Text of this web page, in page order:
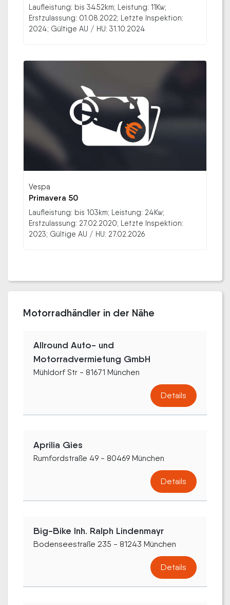
Laufleistung: bis 3452km; Leistung: 11Kw;
Erstzulassung: 01.08.2022; Letzte Inspektion:
2024; Gültige AU / HU: 31.10.2024
Vespa
Primavera 50
Laufleistung: bis 103km; Leistung: 24Kw;
Erstzulassung: 27.02.2020; Letzte Inspektion:
2023; Gültige AU / HU: 27.02.2026
Motorradhändler in der Nähe
Allround Auto- und
Motorradvermietung GmbH
Mühldorf Str - 81671 München
Details
Aprilia Gies
Rumfordstraße 49 - 80469 München
Details
Big-Bike Inh. Ralph Lindenmayr
Bodenseestraße 235 - 81243 München
Details